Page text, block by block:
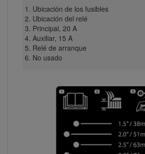
Ubicación de los fusibles
Ubicación del relé
Principal, 20 A
Auxiliar, 15 A
Relé de arranque
No usado